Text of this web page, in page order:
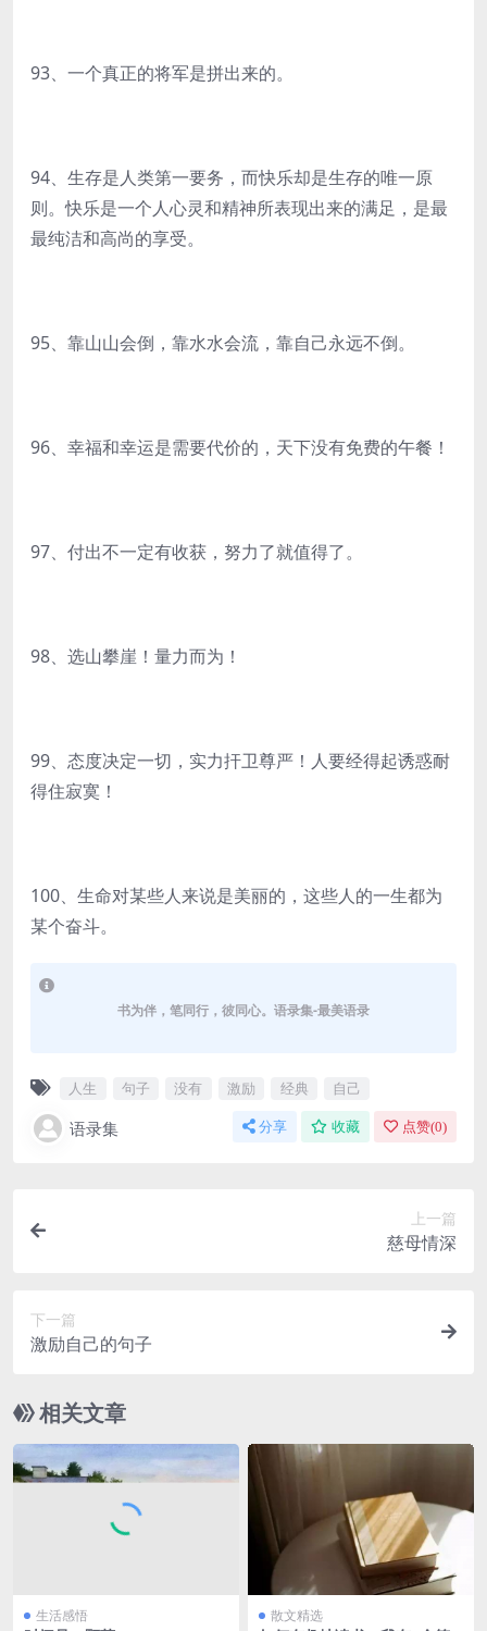
93、一个真正的将军是拼出来的。
94、生存是人类第一要务，而快乐却是生存的唯一原
则。快乐是一个人心灵和精神所表现出来的满足，是最
最纯洁和高尚的享受。
95、靠山山会倒，靠水水会流，靠自己永远不倒。
96、幸福和幸运是需要代价的，天下没有免费的午餐！
97、付出不一定有收获，努力了就值得了。
98、选山攀崖！量力而为！
99、态度决定一切，实力扞卫尊严！人要经得起诱惑耐
得住寂寞！
100、生命对某些人来说是美丽的，这些人的一生都为
某个奋斗。
书为伴，笔同行，彼同心。语录集-最美语录
人生 句子 没有 激励 经典 自己
语录集 分享 收藏 点赞(0)
上一篇
慈母情深
下一篇
激励自己的句子
相关文章
生活感悟 散文精选